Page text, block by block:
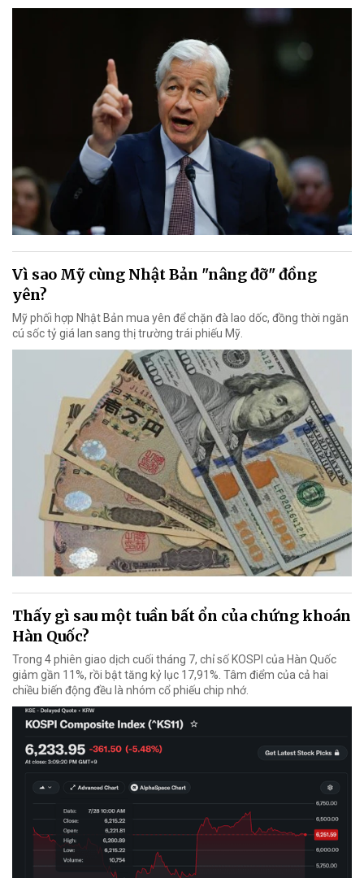
Vì sao Mỹ cùng Nhật Bản "nâng đỡ" đồng
yên?
Mỹ phối hợp Nhật Bản mua yên để chặn đà lao dốc, đồng thời ngăn
cú sốc tỷ giá lan sang thị trường trái phiếu Mỹ.
Thấy gì sau một tuần bất ổn của chứng khoán
Hàn Quốc?
Trong 4 phiên giao dịch cuối tháng 7, chỉ số KOSPI của Hàn Quốc
giảm gần 11%, rồi bật tăng kỷ lục 17,91%. Tâm điểm của cả hai
chiều biến động đều là nhóm cổ phiếu chip nhớ.